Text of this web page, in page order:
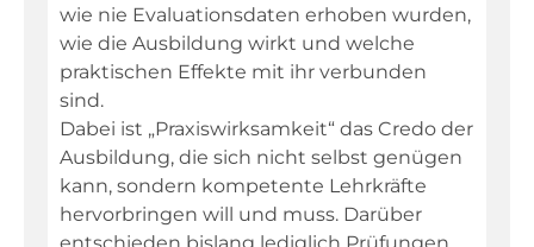
wie nie Evaluationsdaten erhoben wurden,
wie die Ausbildung wirkt und welche
praktischen Effekte mit ihr verbunden
sind.
Dabei ist „Praxiswirksamkeit“ das Credo der
Ausbildung, die sich nicht selbst genügen
kann, sondern kompetente Lehrkräfte
hervorbringen will und muss. Darüber
entschieden bislang lediglich Prüfungen